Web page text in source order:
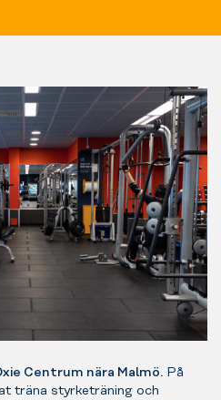
Centrum nära Malmö. På
träna styrketräning och